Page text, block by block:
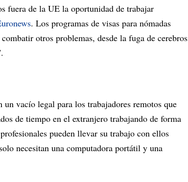
fuera de la UE la oportunidad de trabajar
. Los programas de visas para nómadas
otros problemas, desde la fuga de cerebros
vacío legal para los trabajadores remotos que
de tiempo en el extranjero trabajando de forma
pueden llevar su trabajo con ellos
necesitan una computadora portátil y una